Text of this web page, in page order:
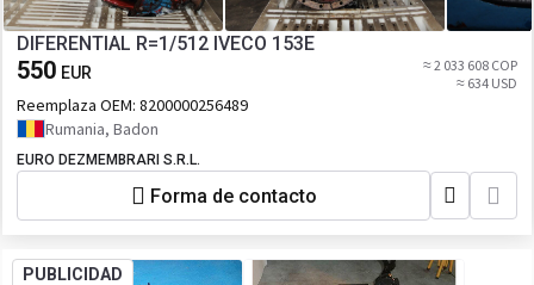
DIFERENTIAL R=1/512 IVECO 153E
550 EUR
≈ 2 033 608 COP
≈ 634 USD
Reemplaza OEM: 8200000256489
Rumania, Badon
EURO DEZMEMBRARI S.R.L.
Forma de contacto
PUBLICIDAD